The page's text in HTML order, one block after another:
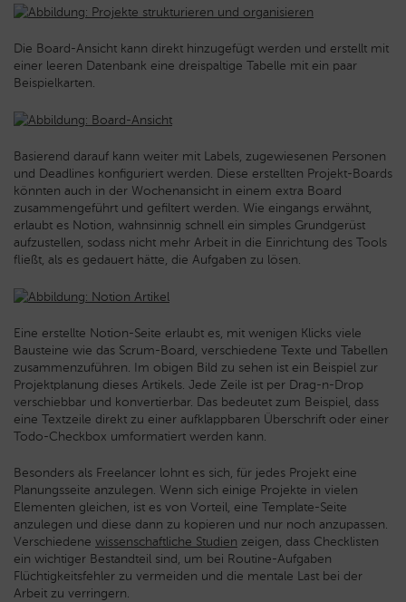
Die Board-Ansicht kann direkt hinzugefügt werden und erstellt mit
einer leeren Datenbank eine dreispaltige Tabelle mit ein paar
Beispielkarten.
Basierend darauf kann weiter mit Labels, zugewiesenen Personen
und Deadlines konfiguriert werden. Diese erstellten Projekt-Boards
könnten auch in der Wochenansicht in einem extra Board
zusammengeführt und gefiltert werden. Wie eingangs erwähnt,
erlaubt es Notion, wahnsinnig schnell ein simples Grundgerüst
aufzustellen, sodass nicht mehr Arbeit in die Einrichtung des Tools
fließt, als es gedauert hätte, die Aufgaben zu lösen.
Eine erstellte Notion-Seite erlaubt es, mit wenigen Klicks viele
Bausteine wie das Scrum-Board, verschiedene Texte und Tabellen
zusammenzuführen. Im obigen Bild zu sehen ist ein Beispiel zur
Projektplanung dieses Artikels. Jede Zeile ist per Drag-n-Drop
verschiebbar und konvertierbar. Das bedeutet zum Beispiel, dass
eine Textzeile direkt zu einer aufklappbaren Überschrift oder einer
Todo-Checkbox umformatiert werden kann.
Besonders als Freelancer lohnt es sich, für jedes Projekt eine
Planungsseite anzulegen. Wenn sich einige Projekte in vielen
Elementen gleichen, ist es von Vorteil, eine Template-Seite
anzulegen und diese dann zu kopieren und nur noch anzupassen.
Verschiedene wissenschaftliche Studien zeigen, dass Checklisten
ein wichtiger Bestandteil sind, um bei Routine-Aufgaben
Flüchtigkeitsfehler zu vermeiden und die mentale Last bei der
Arbeit zu verringern.